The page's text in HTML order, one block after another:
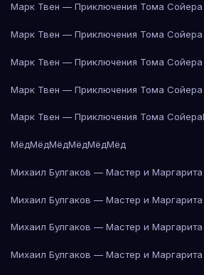
Марк Твен — Приключения Тома Сойера
Марк Твен — Приключения Тома Сойера
Марк Твен — Приключения Тома Сойера
Марк Твен — Приключения Тома Сойера
Марк Твен — Приключения Тома Сойера
МёдМёдМёдМёдМёдМёд
Михаил Булгаков — Мастер и Маргарита
Михаил Булгаков — Мастер и Маргарита
Михаил Булгаков — Мастер и Маргарита
Михаил Булгаков — Мастер и Маргарита